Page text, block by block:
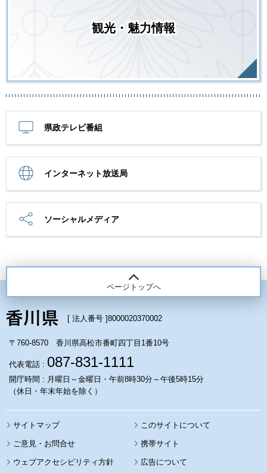
観光・魅力情報
県政テレビ番組
インターネット放送局
ソーシャルメディア
ページトップへ
[ 法人番号 ]8000020370002
〒760-8570 香川県高松市番町四丁目1番10号
代表電話 : 087-831-1111
開庁時間 : 月曜日～金曜日・午前8時30分～午後5時15分
（休日・年末年始を除く）
サイトマップ このサイトについて
携帯サイト
ウェブアクセシビリティ方針 広告について